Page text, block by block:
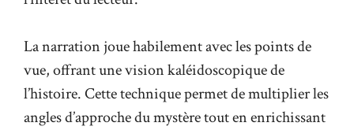
La narration joue habilement avec les points de
vue, offrant une vision kaléidoscopique de
l’histoire. Cette technique permet de multiplier les
angles d’approche du mystère tout en enrichissant